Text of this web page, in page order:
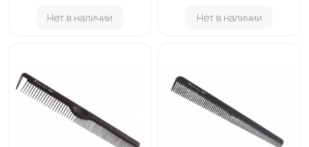
Нет в наличии
Нет в наличии